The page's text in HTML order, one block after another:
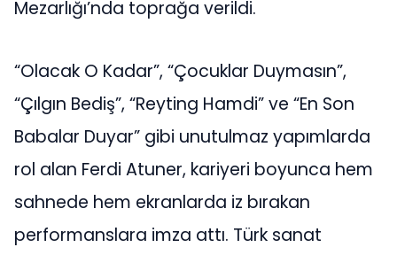
Mezarlığı’nda toprağa verildi.
“Olacak O Kadar”, “Çocuklar Duymasın”,
“Çılgın Bediş”, “Reyting Hamdi” ve “En Son
Babalar Duyar” gibi unutulmaz yapımlarda
rol alan Ferdi Atuner, kariyeri boyunca hem
sahnede hem ekranlarda iz bırakan
performanslara imza attı. Türk sanat